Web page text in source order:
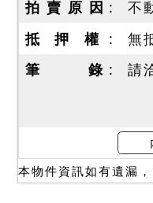
拍 賣 原 因
不
抵 押 權
無
筆 錄
請
本物件資訊如有遺漏